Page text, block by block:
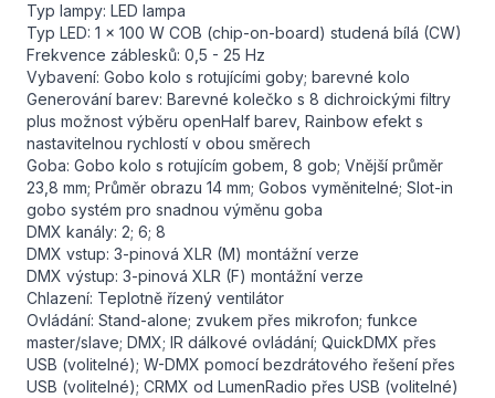
Typ lampy: LED lampa
Typ LED: 1 x 100 W COB (chip-on-board) studená bílá (CW)
Frekvence záblesků: 0,5 - 25 Hz
Vybavení: Gobo kolo s rotujícími goby; barevné kolo
Generování barev: Barevné kolečko s 8 dichroickými filtry
plus možnost výběru openHalf barev, Rainbow efekt s
nastavitelnou rychlostí v obou směrech
Goba: Gobo kolo s rotujícím gobem, 8 gob; Vnější průměr
23,8 mm; Průměr obrazu 14 mm; Gobos vyměnitelné; Slot-in
gobo systém pro snadnou výměnu goba
DMX kanály: 2; 6; 8
DMX vstup: 3-pinová XLR (M) montážní verze
DMX výstup: 3-pinová XLR (F) montážní verze
Chlazení: Teplotně řízený ventilátor
Ovládání: Stand-alone; zvukem přes mikrofon; funkce
master/slave; DMX; IR dálkové ovládání; QuickDMX přes
USB (volitelné); W-DMX pomocí bezdrátového řešení přes
USB (volitelné); CRMX od LumenRadio přes USB (volitelné)